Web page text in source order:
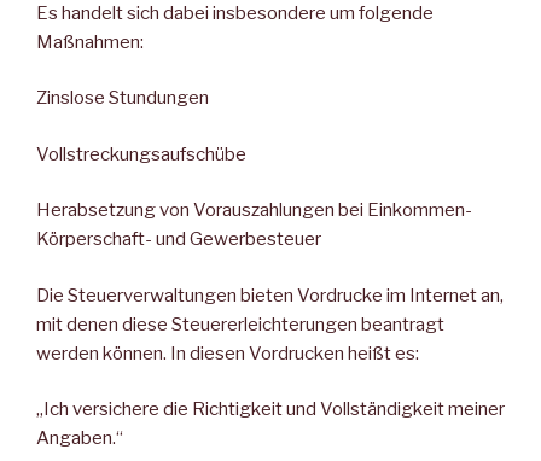
Es handelt sich dabei insbesondere um folgende
Maßnahmen:
Zinslose Stundungen
Vollstreckungsaufschübe
Herabsetzung von Vorauszahlungen bei Einkommen-
Körperschaft- und Gewerbesteuer
Die Steuerverwaltungen bieten Vordrucke im Internet an,
mit denen diese Steuererleichterungen beantragt
werden können. In diesen Vordrucken heißt es:
„Ich versichere die Richtigkeit und Vollständigkeit meiner
Angaben.“